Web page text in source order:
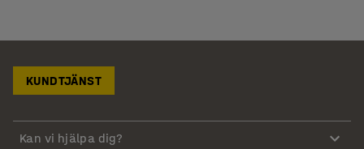
KUNDTJÄNST
Kan vi hjälpa dig?